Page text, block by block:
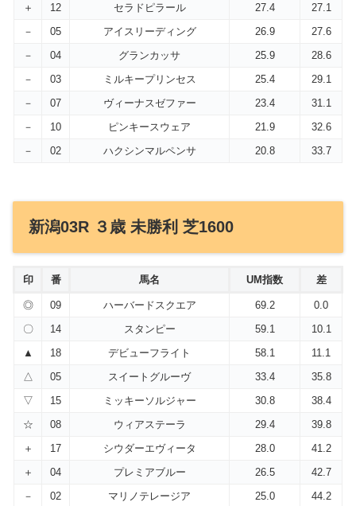
＋
12 セラドピラール 27.4
27.1
－
05 アイスリーディング 26.9
27.6
－
04 グランカッサ 25.9
28.6
－
03 ミルキープリンセス 25.4
29.1
－
07 ヴィーナスゼファー 23.4
31.1
－
10 ピンキースウェア 21.9
32.6
－
02 ハクシンマルペンサ 20.8 33.7
新潟03R ３歳 未勝利 芝1600
印 番 馬名 UM指数 差
◎ 09 ハーバードスクエア 69.2
0.0
〇
14 スタンピー 59.1
10.1
▲
18 デビューフライト 58.1
11.1
△
05 スイートグルーヴ 33.4
35.8
▽
15 ミッキーソルジャー 30.8
38.4
☆
08 ウィアステーラ 29.4
39.8
＋
17 シウダーエヴィータ 28.0
41.2
＋
04 プレミアブルー 26.5
42.7
－
02 マリノテレージア 25.0 44.2